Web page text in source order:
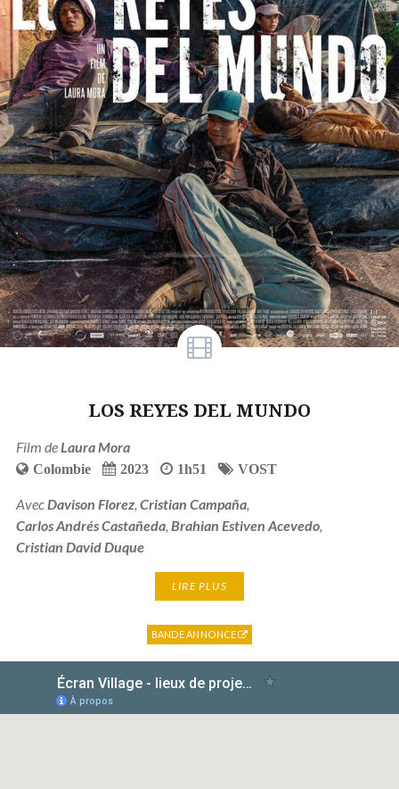
LOS REYES DEL MUNDO
Film de Laura Mora
Colombie 2023 1h51 VOST
Avec Davison Florez, Cristian Campaña,
Carlos Andrés Castañeda, Brahian Estiven Acevedo,
Cristian David Duque
LIRE PLUS
BANDE ANNONCE